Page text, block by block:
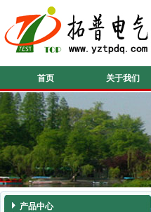
首页 关于我们
产品中心